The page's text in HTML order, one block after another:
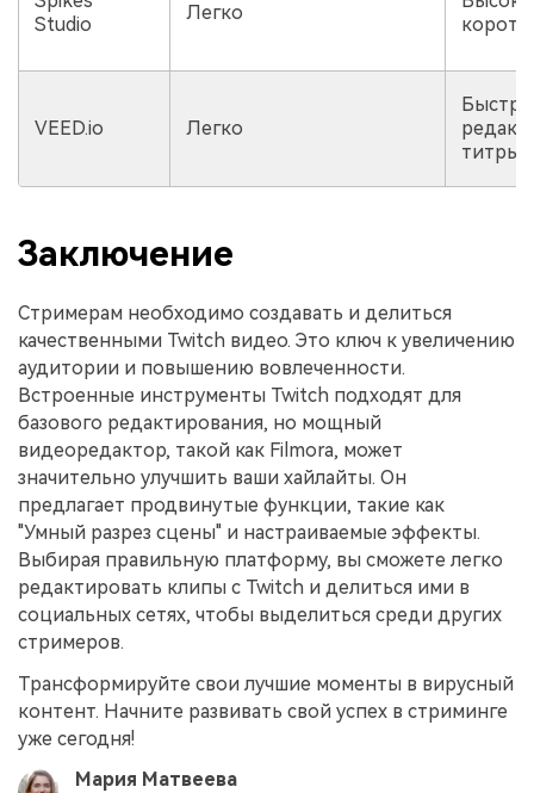
Studio
Легко
VEED.io Легко
титры
Заключение
Стримерам необходимо создавать и делиться
качественными Twitch видео. Это ключ к увеличению
аудитории и повышению вовлеченности.
Встроенные инструменты Twitch подходят для
базового редактирования, но мощный
видеоредактор, такой как Filmora, может
значительно улучшить ваши хайлайты. Он
предлагает продвинутые функции, такие как
"Умный разрез сцены" и настраиваемые эффекты.
Выбирая правильную платформу, вы сможете легко
редактировать клипы с Twitch и делиться ими в
социальных сетях, чтобы выделиться среди других
стримеров.
Трансформируйте свои лучшие моменты в вирусный
контент. Начните развивать свой успех в стриминге
уже сегодня!
Мария Матвеева